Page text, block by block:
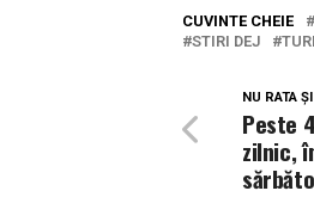
CUVINTE CHEIE
STIRI DEJ
NU RATA ȘI
Peste
zilnic,